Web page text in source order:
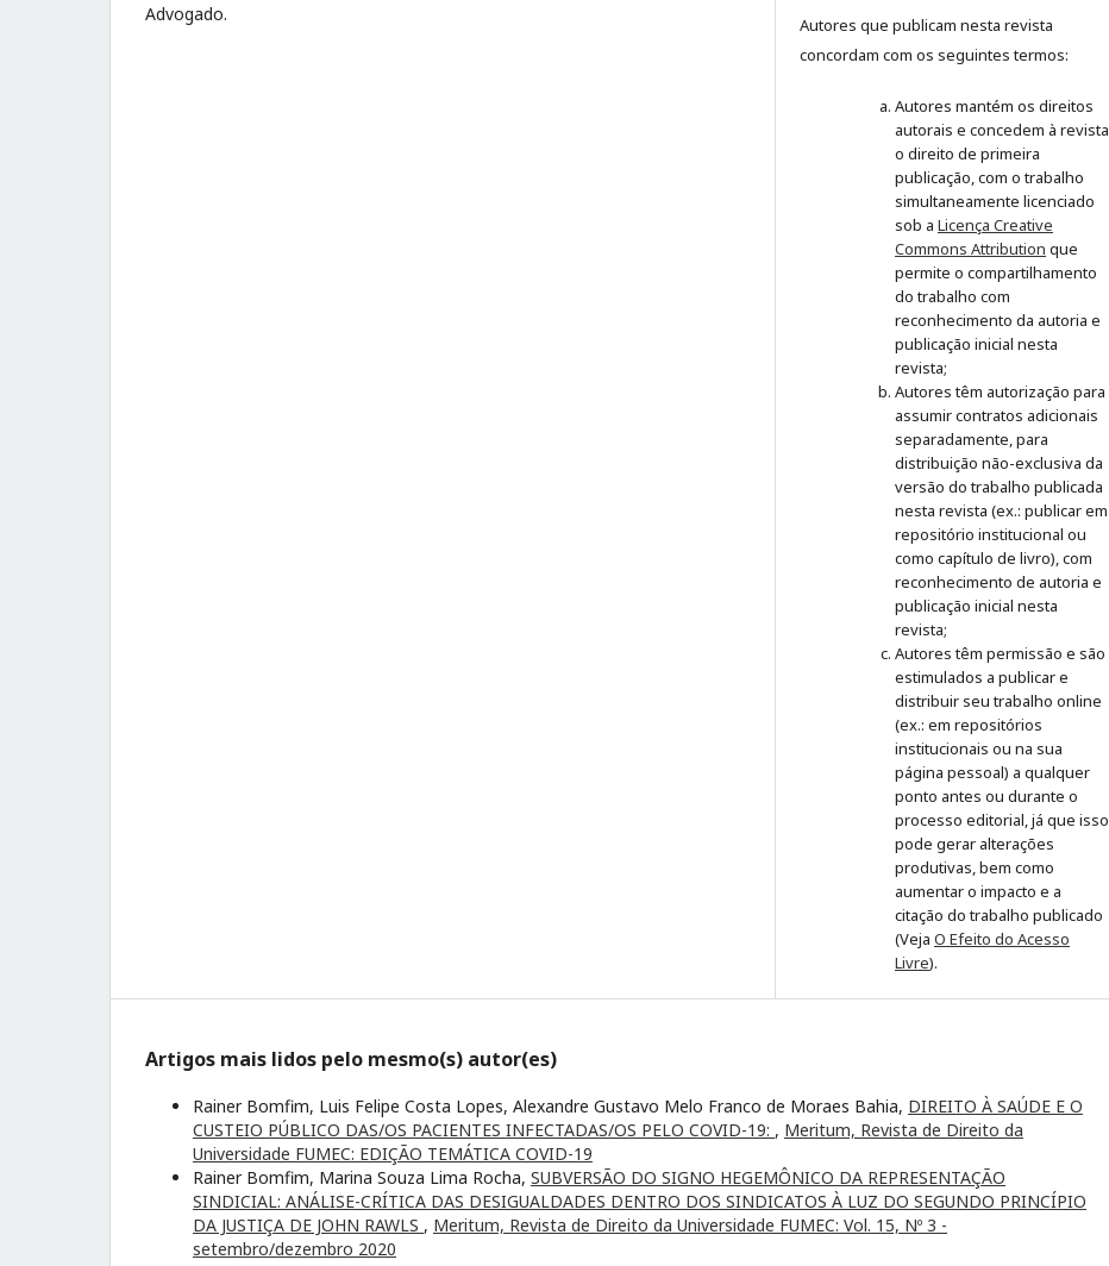
Advogado.
Autores que publicam nesta revista
concordam com os seguintes termos:
Autores mantém os direitos
autorais e concedem à revista
o direito de primeira
publicação, com o trabalho
simultaneamente licenciado
sob a Licença Creative
Commons Attribution que
permite o compartilhamento
do trabalho com
reconhecimento da autoria e
publicação inicial nesta
revista;
Autores têm autorização para
assumir contratos adicionais
separadamente, para
distribuição não-exclusiva da
versão do trabalho publicada
nesta revista (ex.: publicar em
repositório institucional ou
como capítulo de livro), com
reconhecimento de autoria e
publicação inicial nesta
revista;
Autores têm permissão e são
estimulados a publicar e
distribuir seu trabalho online
(ex.: em repositórios
institucionais ou na sua
página pessoal) a qualquer
ponto antes ou durante o
processo editorial, já que isso
pode gerar alterações
produtivas, bem como
aumentar o impacto e a
citação do trabalho publicado
(Veja O Efeito do Acesso
Livre).
Artigos mais lidos pelo mesmo(s) autor(es)
Rainer Bomfim, Luis Felipe Costa Lopes, Alexandre Gustavo Melo Franco de Moraes Bahia, DIREITO À SAÚDE E O
CUSTEIO PÚBLICO DAS/OS PACIENTES INFECTADAS/OS PELO COVID-19: , Meritum, Revista de Direito da
Universidade FUMEC: EDIÇÃO TEMÁTICA COVID-19
Rainer Bomfim, Marina Souza Lima Rocha, SUBVERSÃO DO SIGNO HEGEMÔNICO DA REPRESENTAÇÃO
SINDICIAL: ANÁLISE-CRÍTICA DAS DESIGUALDADES DENTRO DOS SINDICATOS À LUZ DO SEGUNDO PRINCÍPIO
DA JUSTIÇA DE JOHN RAWLS , Meritum, Revista de Direito da Universidade FUMEC: Vol. 15, Nº 3 -
setembro/dezembro 2020